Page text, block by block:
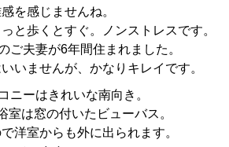
を感じませんね。
と歩くとすぐ。ノンストレスです。
ご夫妻が6年間住まれました。
いませんが、かなりキレイです。
ニーはきれいな南向き。
室は窓の付いたビューバス。
洋室からも外に出られます。